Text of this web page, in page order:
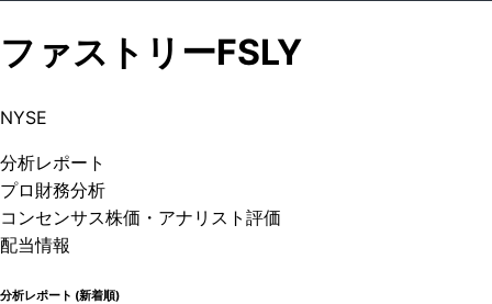
ファストリーFSLY
NYSE
分析レポート
プロ 財務分析
コンセンサス株価 ・アナリスト評価
配当情報
分析レポート (新着順)